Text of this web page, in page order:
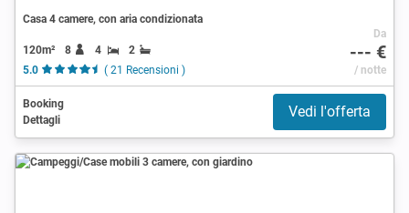
Casa 4 camere, con aria condizionata
120m² 8 4
2
5.0
( 21 Recensioni )
Da
--- €
/ notte
Booking
Dettagli
Vedi l'offerta